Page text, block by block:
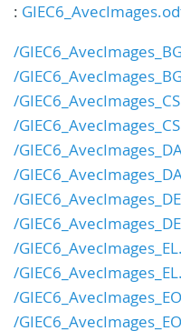
:
/
/
/
/
/
/
/
/
/
/
/
/